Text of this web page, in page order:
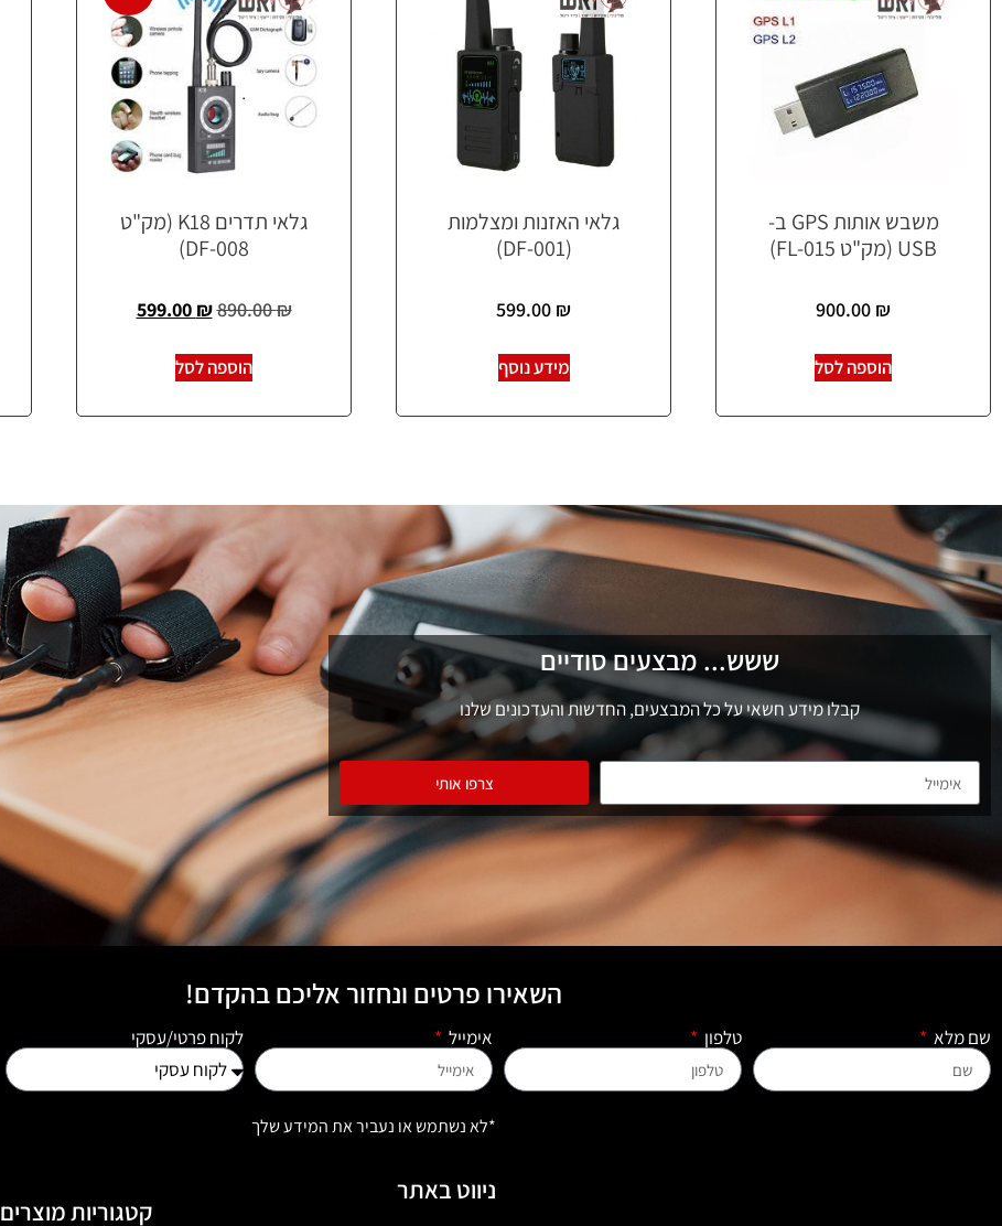
משבש אותות GPS ב-
USB (מק"ט FL-015)
900.00 ₪
הוספה לסל
גלאי האזנות ומצלמות
(DF-001)
599.00 ₪
מידע נוסף
גלאי תדרים K18 (מק"ט
DF-008)
890.00₪
599.00 ₪
הוספה לסל
ששש... מבצעים סודיים
קבלו מידע חשאי על כל המבצעים, החדשות והעדכונים שלנו
צרפו אותי
השאירו פרטים ונחזור אליכם בהקדם!
שם מלא טלפון אימייל לקוח פרטי/עסקי
*לא נשתמש או נעביר את המידע שלך
ניווט באתר
קטגוריות מוצרים